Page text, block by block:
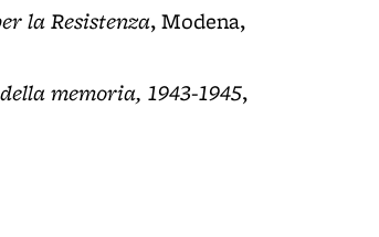
la Resistenza, Modena,
memoria, 1943-1945,